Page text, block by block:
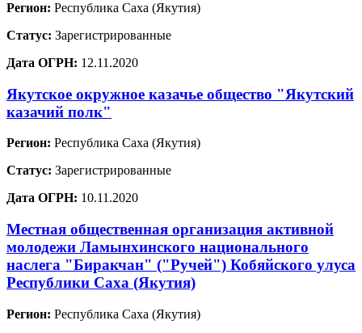
Регион: Республика Саха (Якутия)
Статус: Зарегистрированные
Дата ОГРН: 12.11.2020
Якутское окружное казачье общество "Якутский
казачий полк"
Регион: Республика Саха (Якутия)
Статус: Зарегистрированные
Дата ОГРН: 10.11.2020
Местная общественная организация активной
молодежи Ламынхинского национального
наслега "Биракчан" ("Ручей") Кобяйского улуса
Республики Саха (Якутия)
Регион: Республика Саха (Якутия)